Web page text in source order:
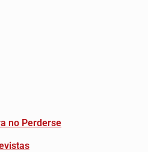
no Perderse